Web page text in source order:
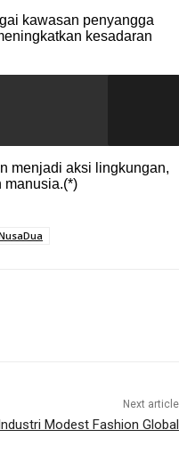
kawasan penyangga
kesadaran
menjadi aksi lingkungan,
manusia.(*)
Next article
Modest Fashion Global